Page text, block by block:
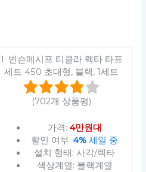
1. 빈슨메시프 티클라 렉타 타프
세트 450 초대형, 블랙, 1세트
(702개 상품평)
가격: 4만원대
할인 여부:4% 세일 중
설치 형태: 사각/렉타
색상계열: 블랙계열